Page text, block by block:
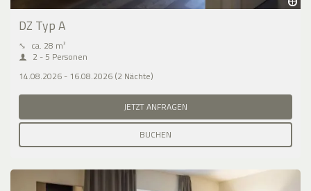
DZ Typ A
⤡ ca. 28 m²
2 - 5 Personen
14.08.2026 - 16.08.2026 (2 Nächte)
JETZT ANFRAGEN
BUCHEN